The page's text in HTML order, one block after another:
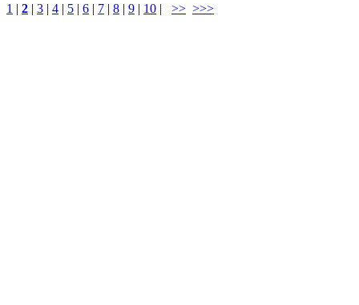
1 | 2 | 3 | 4 | 5 | 6 | 7 | 8 | 9 | 10 | >> >>>